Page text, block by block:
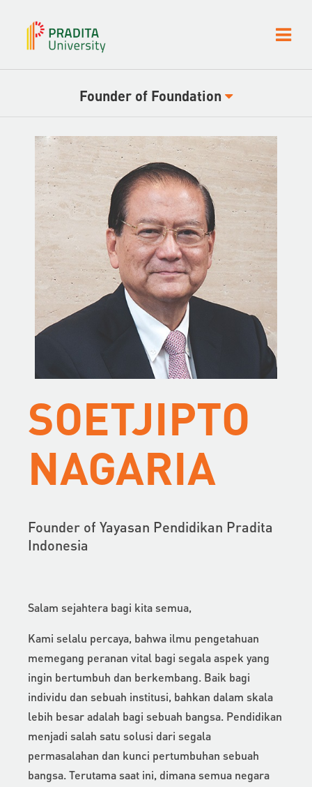
Founder of Foundation
SOETJIPTO
NAGARIA
Founder of Yayasan Pendidikan Pradita
Indonesia
Salam sejahtera bagi kita semua,
Kami selalu percaya, bahwa ilmu pengetahuan
memegang peranan vital bagi segala aspek yang
ingin bertumbuh dan berkembang. Baik bagi
individu dan sebuah institusi, bahkan dalam skala
lebih besar adalah bagi sebuah bangsa. Pendidikan
menjadi salah satu solusi dari segala
permasalahan dan kunci pertumbuhan sebuah
bangsa. Terutama saat ini, dimana semua negara